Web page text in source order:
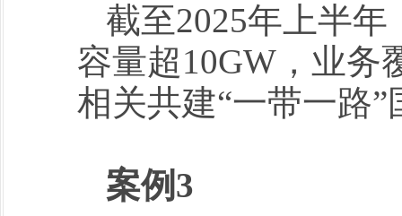
截至2025年上半
容量超10GW，业务
相关共建“一带一路
案例3